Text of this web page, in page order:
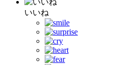
いいね